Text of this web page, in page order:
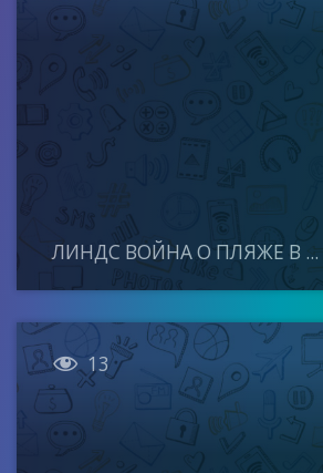
ЛИНДС ВОЙНА О ПЛЯЖЕ В ...
 13